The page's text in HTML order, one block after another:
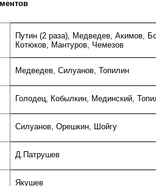
Путин (2 раза), Медведев, Акимов,
Котюков, Мантуров, Чемезов
Медведев, Силуанов, Топилин
Голодец, Кобылкин, Мединский,
Силуанов, Орешкин, Шойгу
Д.Патрушев
Якушев